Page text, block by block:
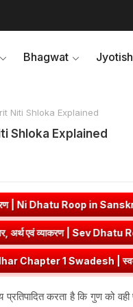
Bhagwat Jyotish
Niti Shloka Explained
Shloka Explained
in Sanskrit ➤Kabir Ke
सेव् धातु रूप - १० लकार, अर्थ एवं
कविता भावार्थ एवं
प्रतिपादित करता है कि गुण